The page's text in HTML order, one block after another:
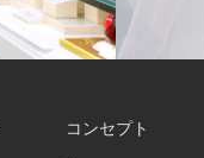
コンセプト